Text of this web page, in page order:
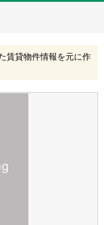
賃貸物件情報を元に作